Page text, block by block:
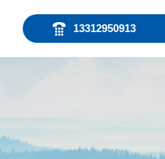
13312950913